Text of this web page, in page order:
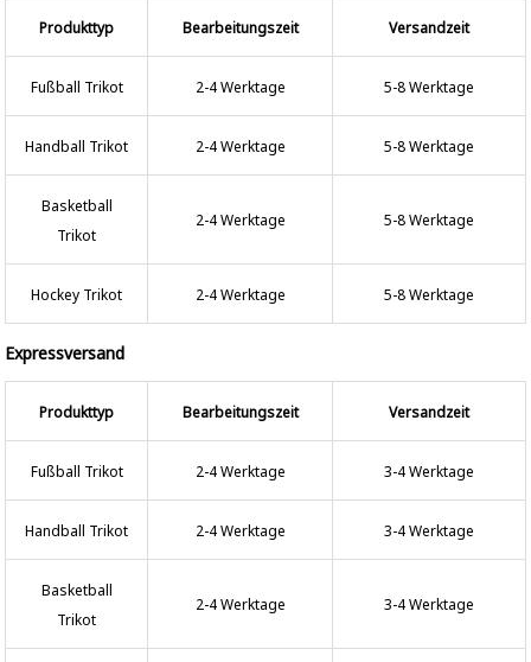
Produkttyp Bearbeitungszeit Versandzeit
Fußball Trikot 2-4 Werktage 5-8 Werktage
Handball Trikot 2-4 Werktage 5-8 Werktage
Basketball
Trikot
2-4 Werktage 5-8 Werktage
Hockey Trikot 2-4 Werktage 5-8 Werktage
Expressversand
Produkttyp Bearbeitungszeit Versandzeit
Fußball Trikot 2-4 Werktage 3-4 Werktage
Handball Trikot 2-4 Werktage 3-4 Werktage
Basketball
Trikot
2-4 Werktage 3-4 Werktage